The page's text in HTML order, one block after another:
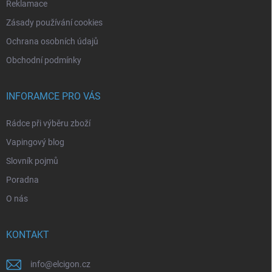
Reklamace
Zásady používání cookies
Ochrana osobních údajů
Obchodní podmínky
INFORAMCE PRO VÁS
Rádce při výběru zboží
Vapingový blog
Slovník pojmů
Poradna
O nás
KONTAKT
info@elcigon.cz